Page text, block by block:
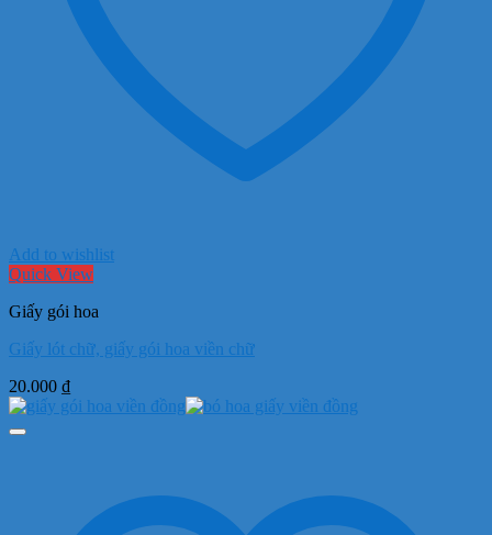
Add to wishlist
Quick View
Giấy gói hoa
Giấy lót chữ, giấy gói hoa viền chữ
20.000 ₫